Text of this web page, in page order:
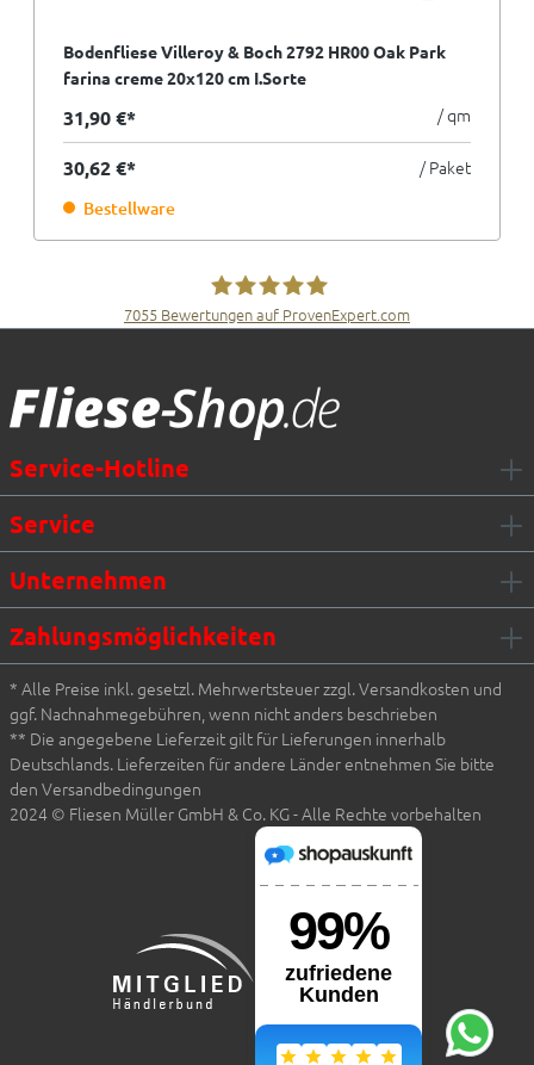
Bodenfliese Villeroy & Boch 2792 HR00 Oak Park
farina creme 20x120 cm I.Sorte
31,90 €* / qm
30,62 €* / Paket
Bestellware
7055 Bewertungen auf ProvenExpert.com
Service-Hotline
Service
Unternehmen
Zahlungsmöglichkeiten
* Alle Preise inkl. gesetzl. Mehrwertsteuer zzgl. Versandkosten und
ggf. Nachnahmegebühren, wenn nicht anders beschrieben
** Die angegebene Lieferzeit gilt für Lieferungen innerhalb
Deutschlands. Lieferzeiten für andere Länder entnehmen Sie bitte
den Versandbedingungen
2024 © Fliesen Müller GmbH & Co. KG - Alle Rechte vorbehalten